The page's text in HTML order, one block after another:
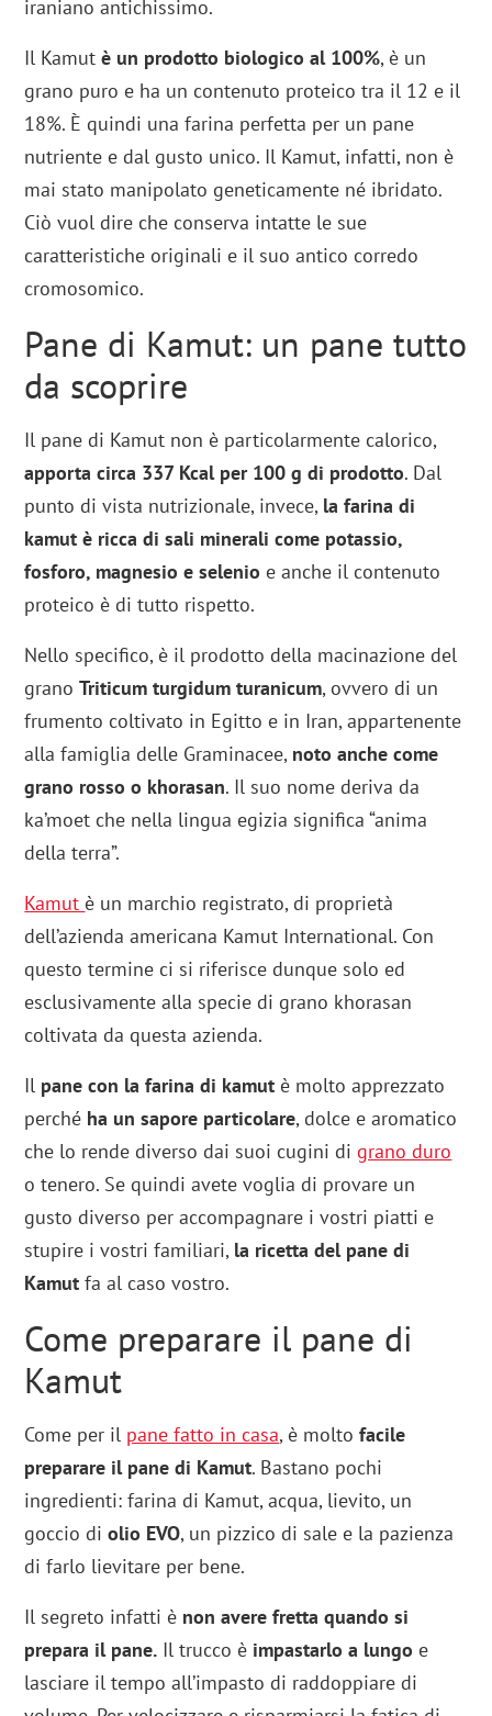
iraniano antichissimo.
Il Kamutè un prodotto biologico al 100%, è un
grano puro e ha un contenuto proteico tra il 12 e il
18%. È quindi una farina perfetta per un pane
nutriente e dal gusto unico. Il Kamut, infatti, non è
mai stato manipolato geneticamente né ibridato.
Ciò vuol dire che conserva intatte le sue
caratteristiche originali e il suo antico corredo
cromosomico.
Pane di Kamut: un pane tutto
da scoprire
Il pane di Kamut non è particolarmente calorico,
apporta circa 337 Kcal per 100 g di prodotto. Dal
punto di vista nutrizionale, invece, la farina di
kamut è ricca di sali minerali come potassio,
fosforo, magnesio e selenio e anche il contenuto
proteico è di tutto rispetto.
Nello specifico, è il prodotto della macinazione del
granoTriticum turgidum turanicum, ovvero di un
frumento coltivato in Egitto e in Iran, appartenente
alla famiglia delle Graminacee, noto anche come
grano rosso o khorasan. Il suo nome deriva da
ka’moet che nella lingua egizia significa “anima
della terra”.
Kamut è un marchio registrato, di proprietà
dell’azienda americana Kamut International. Con
questo termine ci si riferisce dunque solo ed
esclusivamente alla specie di grano khorasan
coltivata da questa azienda.
Il pane con la farina di kamut è molto apprezzato
perché ha un sapore particolare, dolce e aromatico
che lo rende diverso dai suoi cugini digrano duro
o tenero. Se quindi avete voglia di provare un
gusto diverso per accompagnare i vostri piatti e
stupire i vostri familiari, la ricetta del pane di
Kamut fa al caso vostro.
Come preparare il pane di
Kamut
Come per il pane fatto in casa, è moltofacile
preparare il pane di Kamut. Bastano pochi
ingredienti: farina di Kamut, acqua, lievito, un
goccio diolio EVO, un pizzico di sale e la pazienza
di farlo lievitare per bene.
Il segreto infatti è non avere fretta quando si
prepara il pane. Il trucco è impastarlo a lungo e
lasciare il tempo all’impasto di raddoppiare di